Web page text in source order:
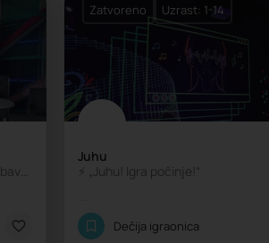
Rođendan uz igru bez granica – tamo gde zabava traje beskonačno! ✨
Juhu
⚡ „Juhu! Igra počinje!“
Zatvoreno Uzrast: 1-14
Dečija igraonica